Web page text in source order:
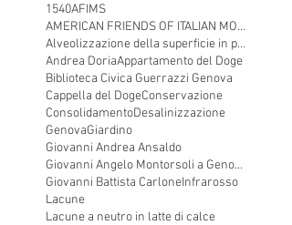
1540AFIMS
AMERICAN FRIENDS OF ITALIAN MONUMENTAL SCULPTURE
Alveolizzazione della superficie in pietra
Andrea DoriaAppartamento del Doge
Biblioteca Civica Guerrazzi Genova
Cappella del DogeConservazione
ConsolidamentoDesalinizzazione
GenovaGiardino
Giovanni Andrea Ansaldo
Giovanni Angelo Montorsoli a Genova
Giovanni Battista CarloneInfrarosso
Lacune
Lacune a neutro in latte di calce